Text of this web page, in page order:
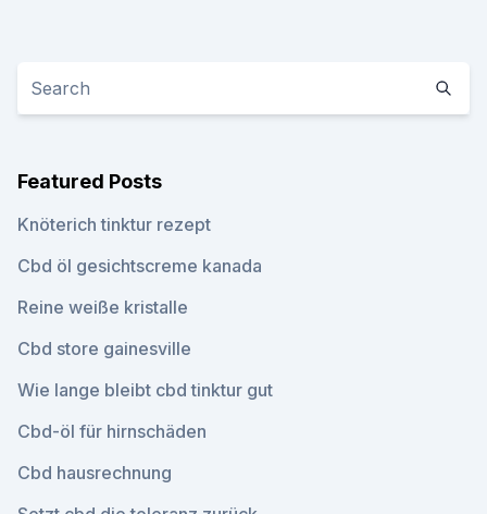
Featured Posts
Knöterich tinktur rezept
Cbd öl gesichtscreme kanada
Reine weiße kristalle
Cbd store gainesville
Wie lange bleibt cbd tinktur gut
Cbd-öl für hirnschäden
Cbd hausrechnung